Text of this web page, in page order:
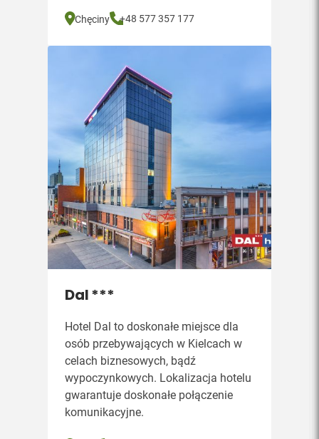
Chęciny +48 577 357 177
Dal ***
Hotel Dal to doskonałe miejsce dla
osób przebywających w Kielcach w
celach biznesowych, bądź
wypoczynkowych. Lokalizacja hotelu
gwarantuje doskonałe połączenie
komunikacyjne.